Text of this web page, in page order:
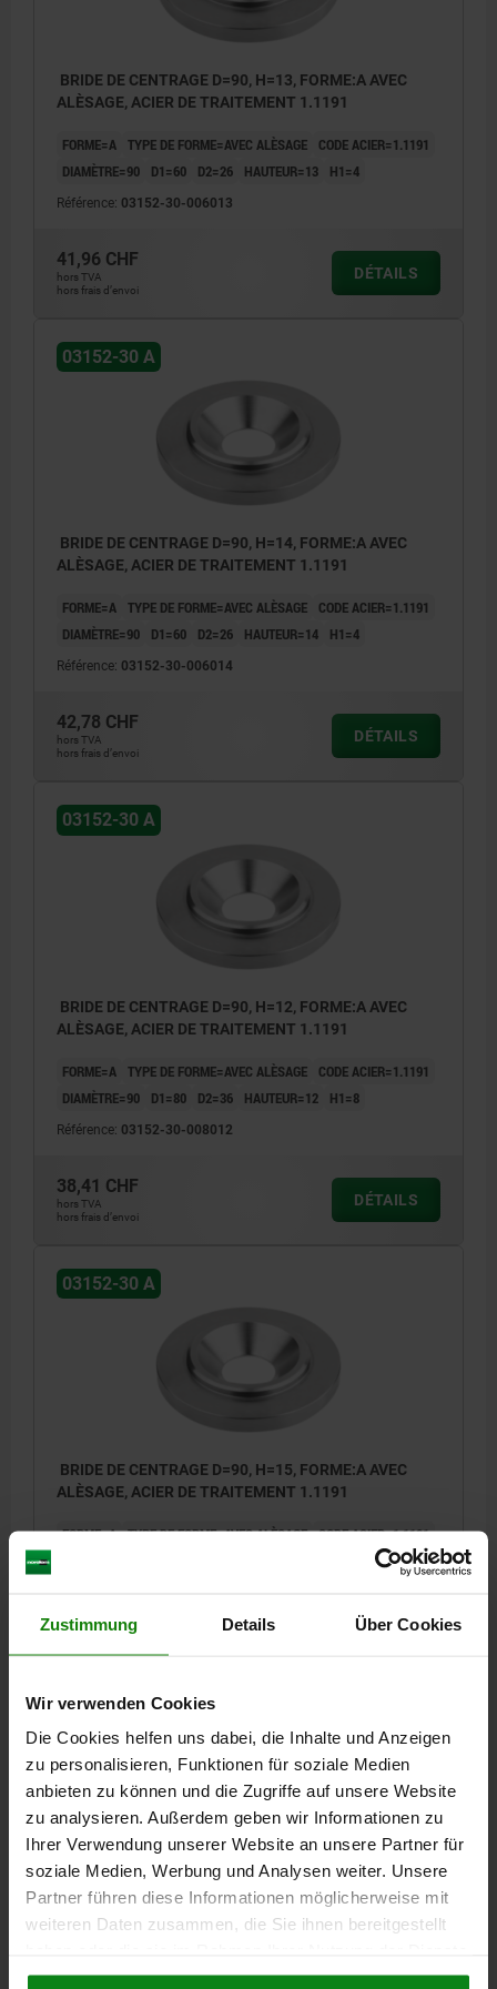
Zustimmung Details Über Cookies
Wir verwenden Cookies
Die Cookies helfen uns dabei, die Inhalte und Anzeigen
zu personalisieren, Funktionen für soziale Medien
anbieten zu können und die Zugriffe auf unsere Website
zu analysieren. Außerdem geben wir Informationen zu
Ihrer Verwendung unserer Website an unsere Partner für
soziale Medien, Werbung und Analysen weiter. Unsere
Partner führen diese Informationen möglicherweise mit
weiteren Daten zusammen, die Sie ihnen bereitgestellt
gesammelt haben.Cookie Richtlinien
BRIDE DE CENTRAGE D=90, H=13, FORME:A AVEC
ALÈSAGE, ACIER DE TRAITEMENT 1.1191
FORME=A TYPE DE FORME=AVEC ALÈSAGE
CODE ACIER=1.1191
DIAMÈTRE=90
D1=60 D2=26 HAUTEUR=13 H1=4
Référence: 03152-30-006013
41,96 CHF
hors TVA
hors frais d’envoi
DÉTAILS
03152-30 A
BRIDE DE CENTRAGE D=90, H=14, FORME:A AVEC
ALÈSAGE, ACIER DE TRAITEMENT 1.1191
FORME=A TYPE DE FORME=AVEC ALÈSAGE
CODE ACIER=1.1191
DIAMÈTRE=90
D1=60 D2=26 HAUTEUR=14 H1=4
Référence: 03152-30-006014
42,78 CHF
hors TVA
hors frais d’envoi
DÉTAILS
03152-30 A
BRIDE DE CENTRAGE D=90, H=12, FORME:A AVEC
ALÈSAGE, ACIER DE TRAITEMENT 1.1191
FORME=A TYPE DE FORME=AVEC ALÈSAGE
CODE ACIER=1.1191
DIAMÈTRE=90
D1=80 D2=36 HAUTEUR=12 H1=8
Référence: 03152-30-008012
38,41 CHF
hors TVA
hors frais d’envoi
DÉTAILS
03152-30 A
BRIDE DE CENTRAGE D=90, H=15, FORME:A AVEC
ALÈSAGE, ACIER DE TRAITEMENT 1.1191
FORME=A TYPE DE FORME=AVEC ALÈSAGE CODE ACIER=1.1191
03152-30 A
BRIDE DE CENTRAGE D=90, H=17, FORME:A AVEC